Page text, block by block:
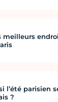
meilleurs
l’été parisien
?